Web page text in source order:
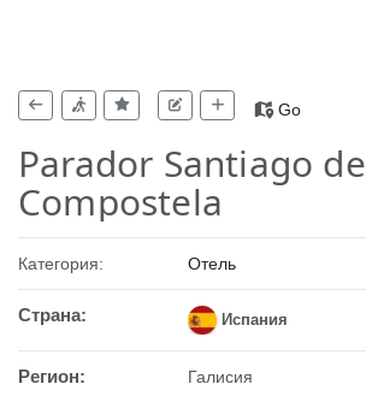
Go
Parador Santiago de
Compostela
Категория: Отель
Страна: Испания
Регион: Галисия